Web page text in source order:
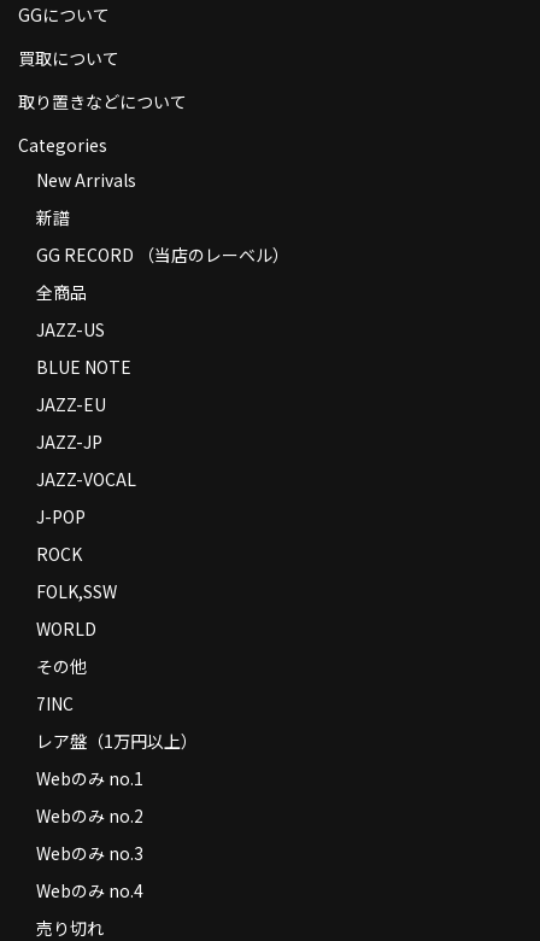
特定商取引法に基づく表示
Contact
GGについて
買取について
取り置きなどについて
Categories
New Arrivals
新譜
GG RECORD （当店のレーベル）
全商品
JAZZ-US
BLUE NOTE
JAZZ-EU
JAZZ-JP
JAZZ-VOCAL
J-POP
ROCK
FOLK,SSW
WORLD
その他
7INC
レア盤（1万円以上）
Webのみ no.1
Webのみ no.2
Webのみ no.3
Webのみ no.4
売り切れ